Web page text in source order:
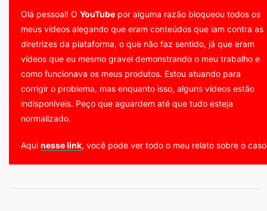
Olá pessoal! O YouTube por alguma razão bloqueou todos os
meus vídeos alegando que eram conteúdos que iam contra as
diretrizes da plataforma, o que não faz sentido, já que eram
vídeos que eu mesmo gravei demonstrando o meu trabalho e
como funcionava os meus produtos. Estou atuando para
corrigir o problema, mas enquanto isso, alguns vídeos estão
indisponíveis. Peço que aguardem até que tudo esteja
normalizado.
Aqui nesse link, você pode ver todo o meu relato sobre o